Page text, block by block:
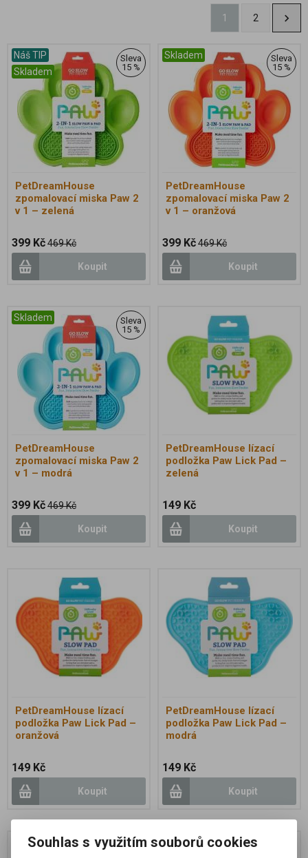
1 2
Náš TIP
Skladem
Sleva
15 %
PetDreamHouse
zpomalovací miska Paw 2
v 1 – zelená
399 Kč469 Kč
Koupit
Skladem
Sleva
15 %
PetDreamHouse
zpomalovací miska Paw 2
v 1 – oranžová
399 Kč469 Kč
Koupit
Skladem
Sleva
15 %
PetDreamHouse
zpomalovací miska Paw 2
v 1 – modrá
399 Kč469 Kč
Koupit
PetDreamHouse lízací
podložka Paw Lick Pad –
zelená
149 Kč
Koupit
PetDreamHouse lízací
podložka Paw Lick Pad –
oranžová
149 Kč
Koupit
PetDreamHouse lízací
podložka Paw Lick Pad –
modrá
149 Kč
Koupit
Souhlas s využitím souborů cookies